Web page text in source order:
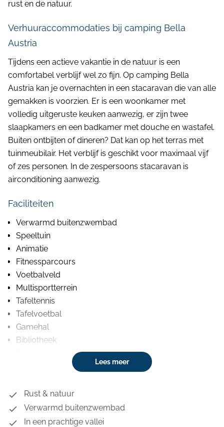
rust en de natuur.
Verhuuraccommodaties bij camping Bella
Austria
Tijdens een actieve vakantie in de natuur is een
comfortabel verblijf wel zo fijn. Op camping Bella
Austria kan je overnachten in een stacaravan die van alle
gemakken is voorzien. Er is een woonkamer met
volledig uitgeruste keuken aanwezig, er zijn twee
slaapkamers en een badkamer met douche en wastafel.
Buiten ontbijten of dineren? Dat kan op het terras met
tuinmeubilair. Het verblijf is geschikt voor maximaal vijf
of zes personen. In de zespersoons stacaravan is
airconditioning aanwezig.
Faciliteiten
Verwarmd buitenzwembad
Speeltuin
Animatie
Fitnessparcours
Voetbalveld
Multisportterrein
Tafeltennis
Tafelvoetbal
Gamehal
Bibliotheek
Afhaalmaaltijden
Mini supermarkt (met vers brood)
Lees meer
Rust & natuur
Verwarmd buitenzwembad
In een prachtige vallei